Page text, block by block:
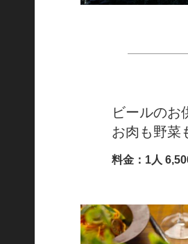
ビールのお
お肉も野菜
料金：1人